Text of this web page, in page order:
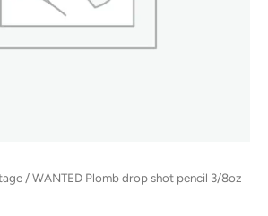
/ WANTED Plomb drop shot pencil 3/8oz